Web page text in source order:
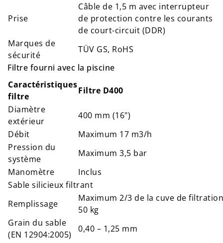
Prise
Câble de 1,5 m avec interrupteur
de protection contre les courants
de court-circuit (DDR)
Marques de
sécurité
TÜV GS, RoHS
Filtre fourni avec la piscine
Caractéristiques
filtre
Filtre D400
Diamètre
extérieur
400 mm (16")
Débit
Maximum 17 m3/h
Pression du
système
Maximum 3,5 bar
Manomètre
Inclus
Sable silicieux filtrant
Remplissage
Maximum 2/3 de la cuve de
50 kg
Grain du sable
(EN 12904:2005)
0,40 – 1,25 mm